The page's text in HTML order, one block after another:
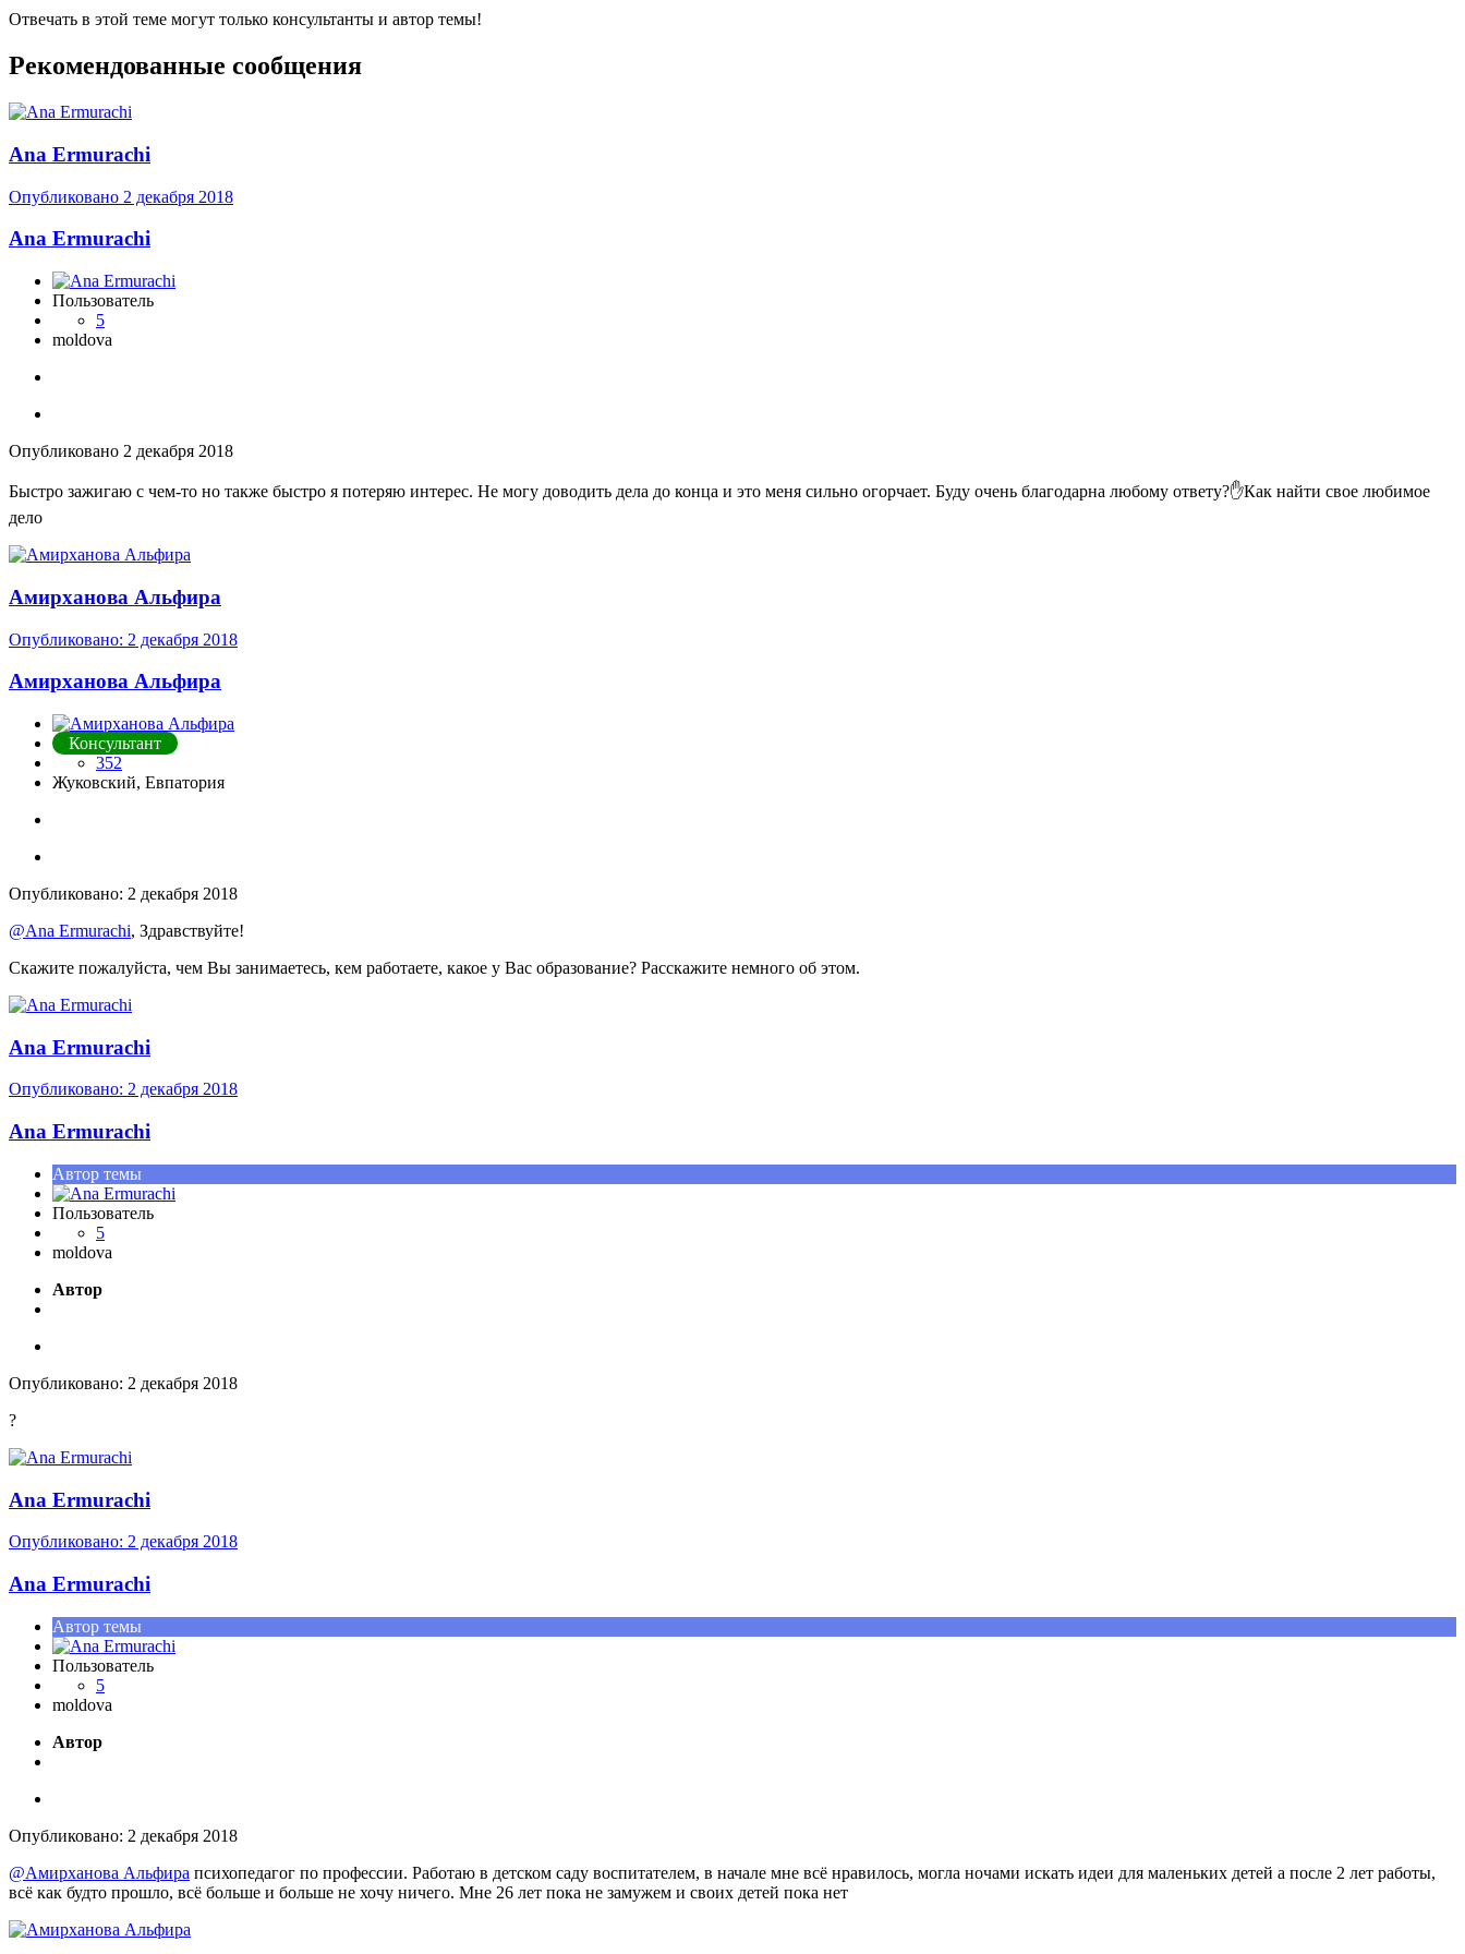
Отвечать в этой теме могут только консультанты и автор темы!
Рекомендованные сообщения
Ana Ermurachi
Опубликовано 2 декабря 2018
Ana Ermurachi
Пользователь
5
moldova
Опубликовано 2 декабря 2018
Быстро зажигаю с чем-то но также быстро я потеряю интерес. Не могу доводить дела до конца и это меня сильно огорчает. Буду очень благодарна любому ответу?✋Как найти свое любимое
дело
Амирханова Альфира
Опубликовано: 2 декабря 2018
Амирханова Альфира
Консультант
352
Жуковский, Евпатория
Опубликовано: 2 декабря 2018
@Ana Ermurachi, Здравствуйте!
Скажите пожалуйста, чем Вы занимаетесь, кем работаете, какое у Вас образование? Расскажите немного об этом.
Ana Ermurachi
Опубликовано: 2 декабря 2018
Ana Ermurachi
Автор темы
Пользователь
5
moldova
Автор
Опубликовано: 2 декабря 2018
?
Ana Ermurachi
Опубликовано: 2 декабря 2018
Ana Ermurachi
Автор темы
Пользователь
5
moldova
Автор
Опубликовано: 2 декабря 2018
@Амирханова Альфира психопедагог по профессии. Работаю в детском саду воспитателем, в начале мне всё нравилось, могла ночами искать идеи для маленьких детей а после 2 лет работы,
всё как будто прошло, всё больше и больше не хочу ничего. Мне 26 лет пока не замужем и своих детей пока нет